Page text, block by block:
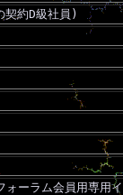
約D級社員)
ォーラム会員用専用